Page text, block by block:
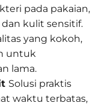
pada pakaian,
kulit sensitif.
yang kokoh,
untuk
lama.
Solusi praktis
waktu terbatas,